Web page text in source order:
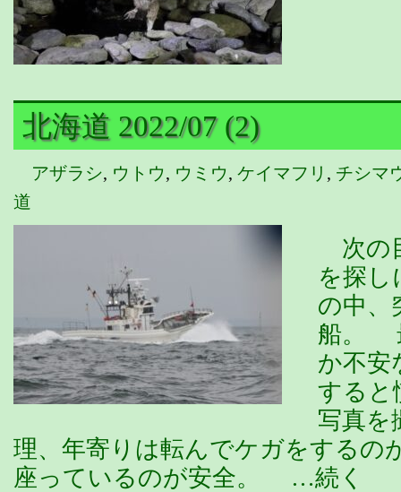
北海道 2022/07 (2)
アザラシ, ウトウ, ウミウ, ケイマフリ , チシマ
道
次の
を探
の中、
船。
か不安
すると
写真を
理、年寄りは転んでケガをするの
座っているのが安全。 …続く